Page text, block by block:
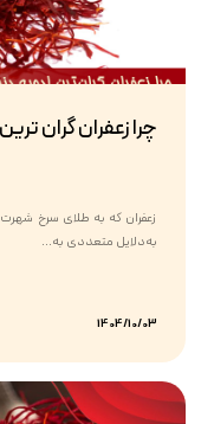
چرا زعفران گران
زعفران که به طلای سرخ
به‌دلایل متعددی به...
1404/10/03